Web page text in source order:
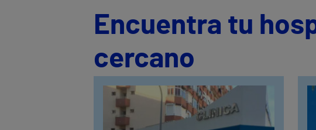
Encuentra tu
cercano